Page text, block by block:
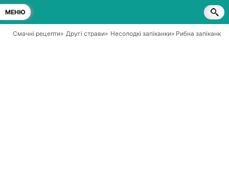
МЕНЮ
Смачні рецепти» Другі страви» Несолодкі запіканки» Рибна запіканка